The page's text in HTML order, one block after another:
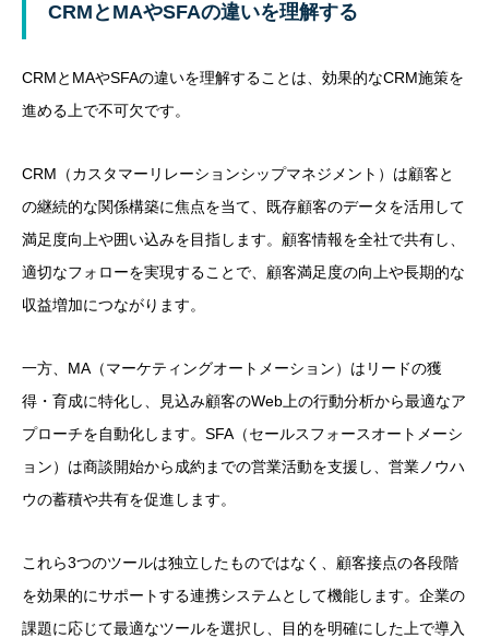
CRMとMAやSFAの違いを理解する
CRMとMAやSFAの違いを理解することは、効果的なCRM施策を
進める上で不可欠です。
CRM（カスタマーリレーションシップマネジメント）は顧客と
の継続的な関係構築に焦点を当て、既存顧客のデータを活用して
満足度向上や囲い込みを目指します。顧客情報を全社で共有し、
適切なフォローを実現することで、顧客満足度の向上や長期的な
収益増加につながります。
一方、MA（マーケティングオートメーション）はリードの獲
得・育成に特化し、見込み顧客のWeb上の行動分析から最適なア
プローチを自動化します。SFA（セールスフォースオートメーシ
ョン）は商談開始から成約までの営業活動を支援し、営業ノウハ
ウの蓄積や共有を促進します。
これら3つのツールは独立したものではなく、顧客接点の各段階
を効果的にサポートする連携システムとして機能します。企業の
課題に応じて最適なツールを選択し、目的を明確にした上で導入